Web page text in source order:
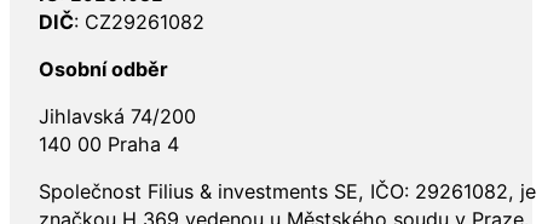
DIČ: CZ29261082
Osobní odběr
Jihlavská 74/200
140 00 Praha 4
Společnost Filius & investments SE, IČO: 29261082,